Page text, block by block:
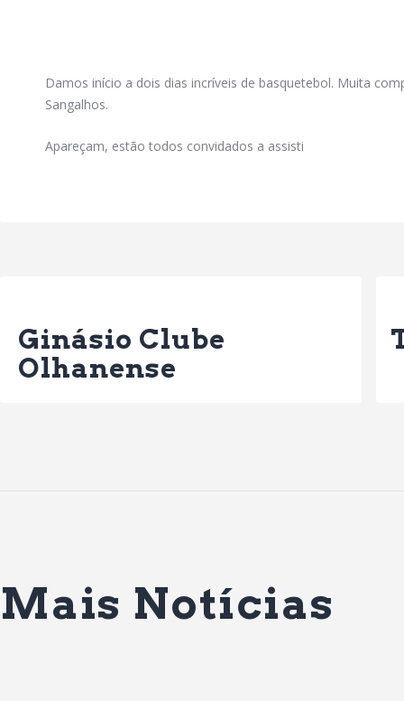
Damos início a dois dias incríveis de basquetebol. Muita
Sangalhos.
Apareçam, estão todos convidados a assisti
Ginásio Clube
Olhanense
Mais Notícias